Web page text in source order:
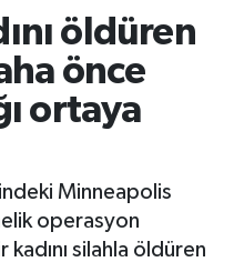
öldüren
önce
ortaya
Minneapolis
operasyon
kadını silahla öldüren